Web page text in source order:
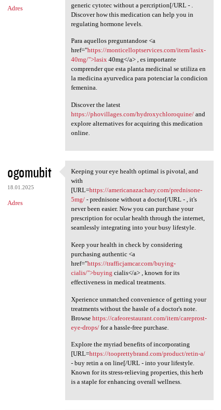
Adres
generic cytotec without a percription[/URL - .
Discover how this medication can help you in
regulating hormone levels.
Para aquellos preguntandose <a
href="https://monticelloptservices.com/item/lasix-
40mg/">lasix40mg</a> , es importante
comprender que esta planta medicinal se utiliza en
la medicina ayurvedica para potenciar la condicion
femenina.
Discover the latest
https://phovillages.com/hydroxychloroquine/and
explore alternatives for acquiring this medication
online.
ogomubit
18.01.2025
Adres
Keeping your eye health
Keeping your eye health optimal is pivotal, and
with
[URL=https://americanazachary.com/prednisone-
5mg/- prednisone without a doctor[/URL - , it's
never been easier. Now you can purchase your
prescription for ocular health through the internet,
seamlessly integrating into your busy lifestyle.
Keep your health in check by considering
purchasing authentic <a
href="https://trafficjamcar.com/buying-
cialis/">buying cialis</a> , known for its
effectiveness in medical treatments.
Xperience unmatched convenience of getting your
treatments without the hassle of a doctor's note.
Browse https://cafeorestaurant.com/item/careprost-
eye-drops/for a hassle-free purchase.
Explore the myriad benefits of incorporating
[URL=https://tooprettybrand.com/product/retin-a/
- buy retin a on line[/URL - into your lifestyle.
Known for its stress-relieving properties, this herb
is a staple for enhancing overall wellness.